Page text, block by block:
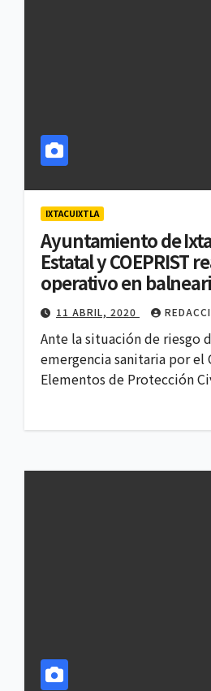
IXTACUIXTLA
Ayuntamiento de
Estatal y COEPRIST
operativo en
11 ABRIL, 2020
Ante la situación de riesgo
emergencia sanitaria por el
Elementos de Protección